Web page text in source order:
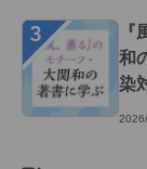
３
和
染